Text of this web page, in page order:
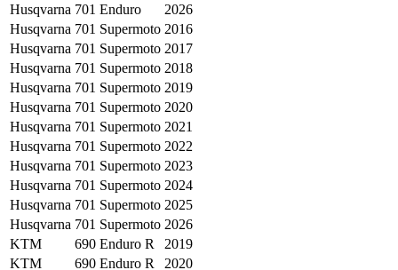
Husqvarna 701 Enduro
2026
Husqvarna 701 Supermoto 2016
Husqvarna 701 Supermoto 2017
Husqvarna 701 Supermoto 2018
Husqvarna 701 Supermoto 2019
Husqvarna 701 Supermoto 2020
Husqvarna 701 Supermoto 2021
Husqvarna 701 Supermoto 2022
Husqvarna 701 Supermoto 2023
Husqvarna 701 Supermoto 2024
Husqvarna 701 Supermoto 2025
Husqvarna 701 Supermoto 2026
KTM
690 Enduro R
2019
KTM
690 Enduro R
2020